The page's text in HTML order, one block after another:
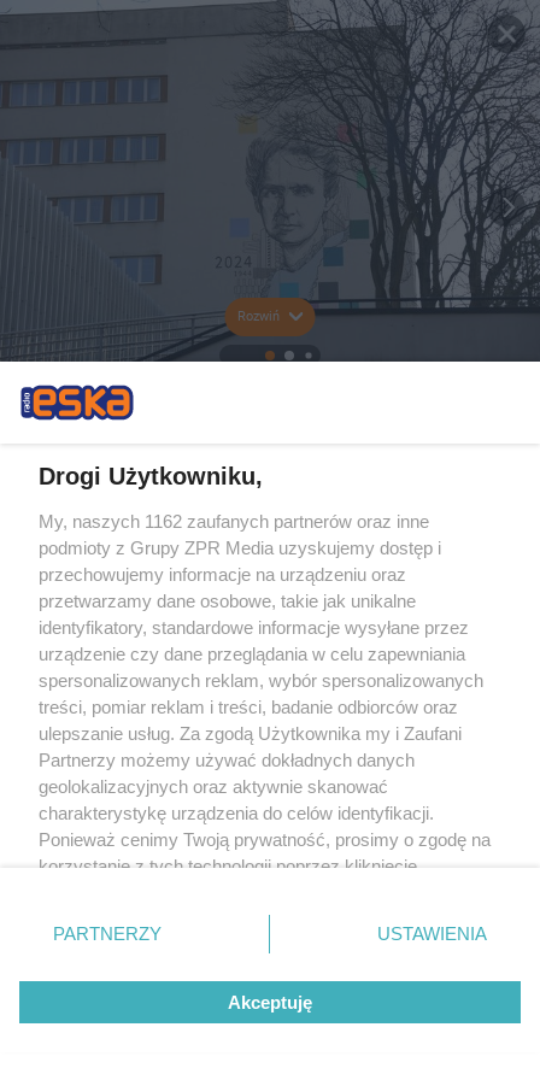
Rozwiń
Drogi Użytkowniku,
My, naszych 1162 zaufanych partnerów oraz inne
podmioty z Grupy ZPR Media uzyskujemy dostęp i
przechowujemy informacje na urządzeniu oraz
przetwarzamy dane osobowe, takie jak unikalne
identyfikatory, standardowe informacje wysyłane przez
urządzenie czy dane przeglądania w celu zapewniania
spersonalizowanych reklam, wybór spersonalizowanych
treści, pomiar reklam i treści, badanie odbiorców oraz
ulepszanie usług. Za zgodą Użytkownika my i Zaufani
Partnerzy możemy używać dokładnych danych
geolokalizacyjnych oraz aktywnie skanować
charakterystykę urządzenia do celów identyfikacji.
Ponieważ cenimy Twoją prywatność, prosimy o zgodę na
korzystanie z tych technologii poprzez kliknięcie
zmienić/wycofać klikając przycisk ustawień prywatności
znajdujący się w lewym dolnym rogu strony
rodzaje przetwarzania danych nie wymagają zgody
użytkownika, ale masz prawo sprzeciwić się takiemu
przetwarzaniu. Preferencje będą miały zastosowanie tylko
PARTNERZY USTAWIENIA
Akceptuję